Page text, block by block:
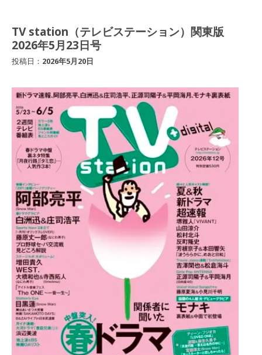
TV station（テレビステーション）関東版
2026年5月23日号
投稿日： 2026年5月20日